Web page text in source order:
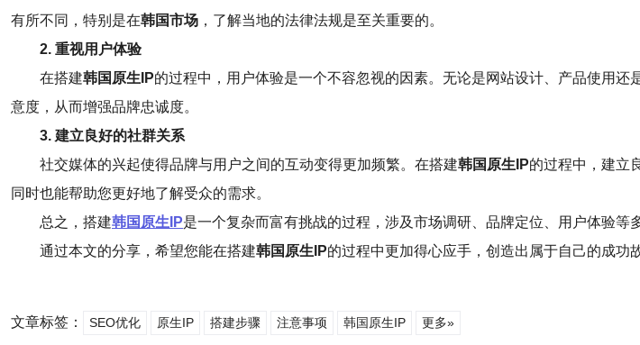
有所不同，特别是在韩国市场 ，了解当地的法律法规是至关重要的。
2. 重视用户体验
在搭建韩国原生IP的过程中，用户体验是一个不容忽视的因素。无论是网站设计、产品使用
意度，从而增强品牌忠诚度。
3. 建立良好的社群关系
社交媒体的兴起使得品牌与用户之间的互动变得更加频繁。在搭建韩国原生IP的过程中，建立
同时也能帮助您更好地了解受众的需求。
总之，搭建韩国原生IP是一个复杂而富有挑战的过程，涉及市场调研、品牌定位、用户体验
通过本文的分享，希望您能在搭建韩国原生IP的过程中更加得心应手，创造出属于自己的成功
文章标签： SEO优化 原生IP 搭建步骤 注意事项 韩国原生IP 更多»